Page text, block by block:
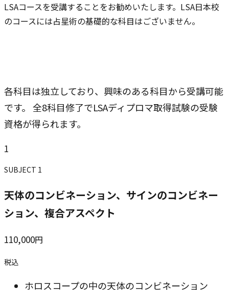
LSAコースを受講することをお勧めいたします。LSA日本校
のコースには占星術の基礎的な科目はございません。
各科目は独立しており、興味のある科目から受講可能
です。 全8科目修了でLSAディプロマ取得試験の受験
資格が得られます。
1
SUBJECT 1
天体のコンビネーション、サインのコンビネー
ション、複合アスペクト
110,000円
税込
ホロスコープの中の天体のコンビネーション